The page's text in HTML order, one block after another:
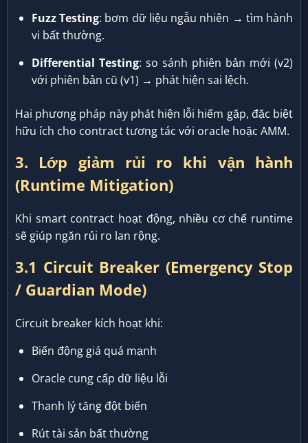
Fuzz Testing: bơm dữ liệu ngẫu nhiên → tìm hành
vi bất thường.
Differential Testing: so sánh phiên bản mới (v2)
với phiên bản cũ (v1) → phát hiện sai lệch.
Hai phương pháp này phát hiện lỗi hiếm gặp, đặc biệt
hữu ích cho contract tương tác với oracle hoặc AMM.
3. Lớp giảm rủi ro khi vận hành
(Runtime Mitigation)
Khi smart contract hoạt động, nhiều cơ chế runtime
sẽ giúp ngăn rủi ro lan rộng.
3.1 Circuit Breaker (Emergency Stop
/ Guardian Mode)
Circuit breaker kích hoạt khi:
Biến động giá quá mạnh
Oracle cung cấp dữ liệu lỗi
Thanh lý tăng đột biến
Rút tài sản bất thường